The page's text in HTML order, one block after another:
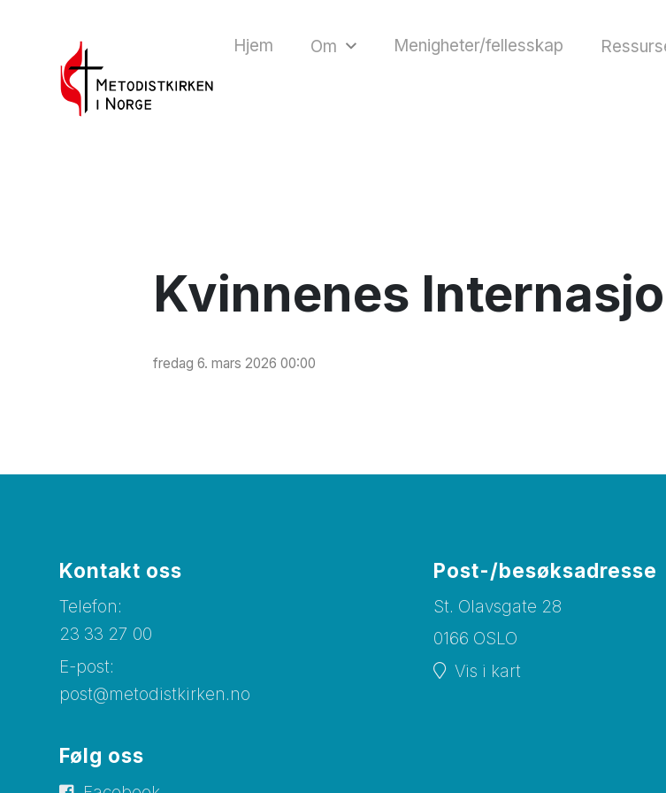
Hjem Om Menigheter/fellesskap
Kvinnenes
fredag 6. mars 2026 00:00
Kontakt oss
Telefon:
23 33 27 00
E-post:
post@metodistkirken.no
Følg oss
Post-/besøksadresse
St. Olavsgate 28
0166 OSLO
Vis i kart